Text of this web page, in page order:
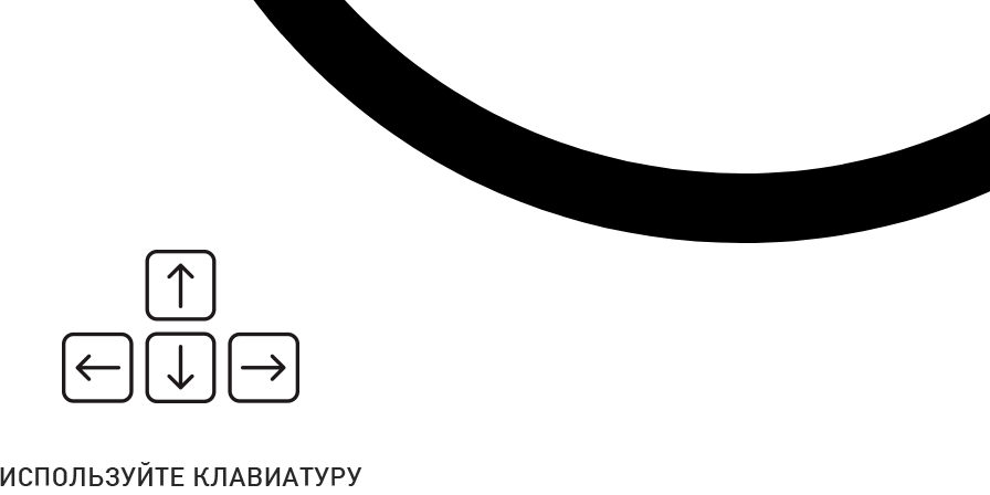
исследуются практические все биологические жидкости и отправления пациента.
анализы крови и мочи. Отдельное внимание при печеночных патологиях уделяется анализу кала.
За окрашивание биологических отправлений отвечает пигмент билирубин, который является